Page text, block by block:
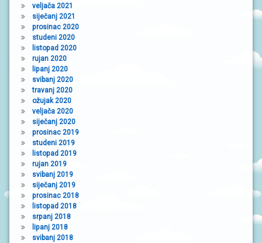
veljača 2021
siječanj 2021
prosinac 2020
studeni 2020
listopad 2020
rujan 2020
lipanj 2020
svibanj 2020
travanj 2020
ožujak 2020
veljača 2020
siječanj 2020
prosinac 2019
studeni 2019
listopad 2019
rujan 2019
svibanj 2019
siječanj 2019
prosinac 2018
listopad 2018
srpanj 2018
lipanj 2018
svibanj 2018